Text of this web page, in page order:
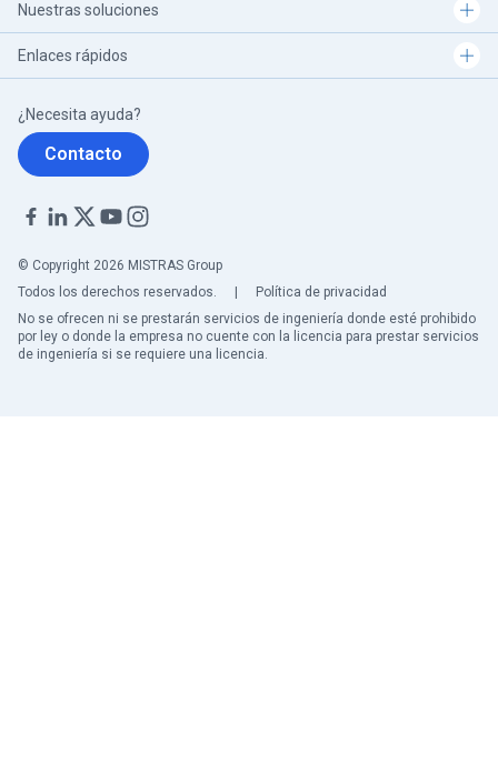
Nuestras soluciones
Enlaces rápidos
¿Necesita ayuda?
Contacto
© Copyright 2026 MISTRAS Group
Todos los derechos reservados.
Política de privacidad
No se ofrecen ni se prestarán servicios de ingeniería donde esté prohibido
por ley o donde la empresa no cuente con la licencia para prestar servicios
de ingeniería si se requiere una licencia.